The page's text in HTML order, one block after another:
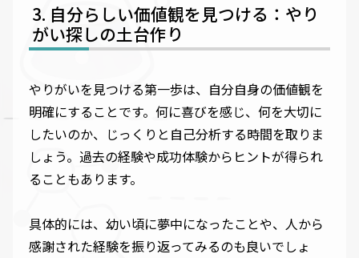
自分らしい価値観を見つける：やり
がい探しの土台作り
やりがいを見つける第一歩は、自分自身の価値観を
明確にすることです。何に喜びを感じ、何を大切に
したいのか、じっくりと自己分析する時間を取りま
しょう。過去の経験や成功体験からヒントが得られ
ることもあります。
具体的には、幼い頃に夢中になったことや、人から
感謝された経験を振り返ってみるのも良いでしょ